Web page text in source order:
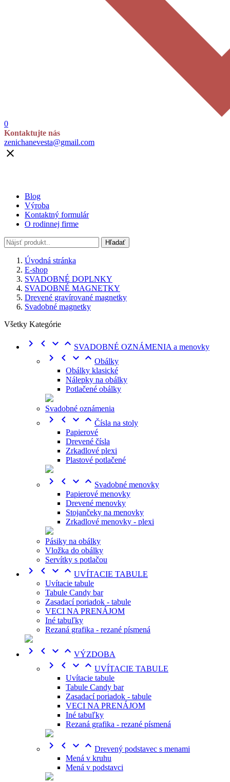
0
Kontaktujte nás
zenichanevesta@gmail.com

Blog
Výroba
Kontaktný formulár
O rodinnej firme
Hľadať
Úvodná stránka
E-shop
SVADOBNÉ DOPLNKY
SVADOBNÉ MAGNETKY
Drevené gravírované magnetky
Svadobné magnetky
Všetky Kategórie
    SVADOBNÉ OZNÁMENIA a menovky
    Obálky
Obálky klasické
Nálepky na obálky
Potlačené obálky
Svadobné oznámenia
    Čísla na stoly
Papierové
Drevené čísla
Zrkadlové plexi
Plastové potlačené
    Svadobné menovky
Papierové menovky
Drevené menovky
Stojančeky na menovky
Zrkadlové menovky - plexi
Pásiky na obálky
Vložka do obálky
Servítky s potlačou
    UVÍTACIE TABULE
Uvítacie tabule
Tabule Candy bar
Zasadací poriadok - tabule
VECI NA PRENÁJOM
Iné tabuľky
Rezaná grafika - rezané písmená
    VÝZDOBA
    UVÍTACIE TABULE
Uvítacie tabule
Tabule Candy bar
Zasadací poriadok - tabule
VECI NA PRENÁJOM
Iné tabuľky
Rezaná grafika - rezané písmená
    Drevený podstavec s menami
Mená v kruhu
Mená v podstavci